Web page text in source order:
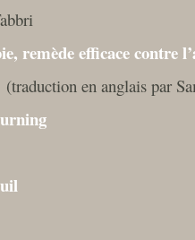
remède efficace contre
en anglais par